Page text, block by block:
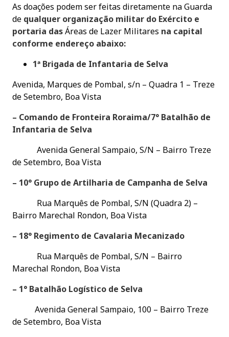
As doações podem ser feitas diretamente na Guarda
de qualquer organização militar do Exército e
portaria dasÁreas de Lazer Militares na capital
conforme endereço abaixo:
1ª Brigada de Infantaria de Selva
Avenida, Marques de Pombal, s/n – Quadra 1 – Treze
de Setembro, Boa Vista
– Comando de Fronteira Roraima/7° Batalhão de
Infantaria de Selva
Avenida General Sampaio, S/N – Bairro Treze
de Setembro, Boa Vista
– 10° Grupo de Artilharia de Campanha de Selva
Rua Marquês de Pombal, S/N (Quadra 2) –
Bairro Marechal Rondon, Boa Vista
– 18° Regimento de Cavalaria Mecanizado
Rua Marquês de Pombal, S/N – Bairro
Marechal Rondon, Boa Vista
– 1° Batalhão Logístico de Selva
Avenida General Sampaio, 100 – Bairro Treze
de Setembro, Boa Vista